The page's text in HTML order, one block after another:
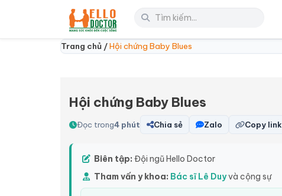
Trang chủ /Hội chứng Baby Blues
Hội chứng Baby Blues
Đọc trong4 phút Chia sẻ Zalo Copy link
Biên tập: Đội ngũ Hello Doctor
Tham vấn y khoa: Bác sĩ Lê Duyvà cộng sự